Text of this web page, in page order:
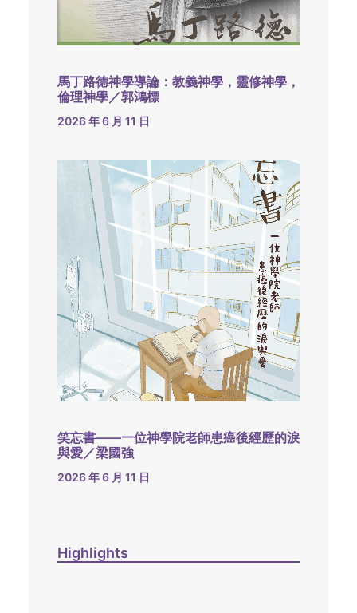
馬丁路德神學導論：教義神學，靈修神學，
倫理神學／郭鴻標
2026 年 6 月 11 日
笑忘書——一位神學院老師患癌後經歷的淚
與愛／梁國強
2026 年 6 月 11 日
Highlights